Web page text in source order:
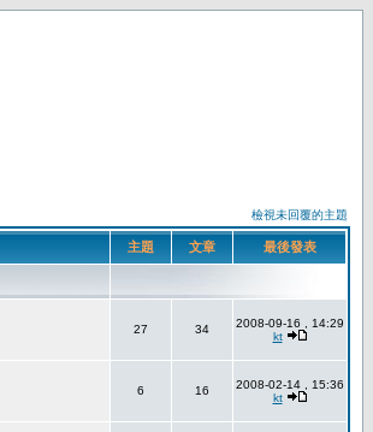
檢視未回覆的主題
主題 文章 最後發表
27 34
2008-09-16 , 14:29
kt
6 16
2008-02-14 , 15:36
kt